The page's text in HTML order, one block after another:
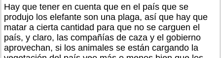
Hay que tener en cuenta que en el país que se
produjo los elefante son una plaga, así que hay que
matar a cierta cantidad para que no se carguen el
país, y claro, las compañías de caza y el gobierno
aprovechan, si los animales se están cargando la